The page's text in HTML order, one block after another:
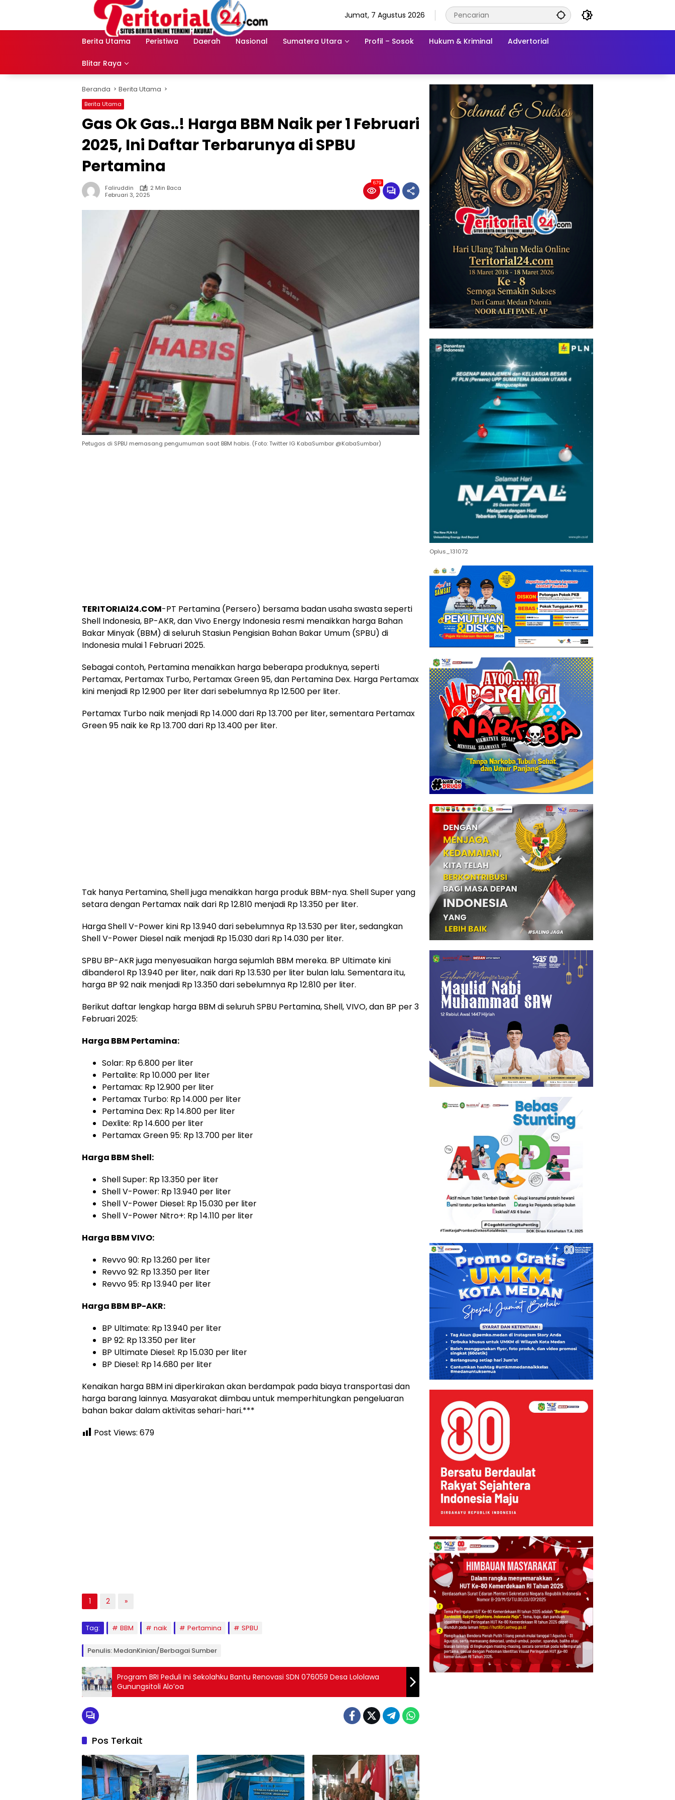
Jumat, 7 Agustus 2026
Berita Utama Peristiwa Daerah Nasional Sumatera Utara Profil – Sosok Hukum & Kriminal Advertorial
Blitar Raya
Beranda Berita Utama
Berita Utama
Gas Ok Gas..! Harga BBM Naik per 1 Februari
2025, Ini Daftar Terbarunya di SPBU
Pertamina
Faliruddin
2 Min Baca
Februari 3, 2025
679
Petugas di SPBU memasang pengumuman saat BBM habis. (Foto: Twitter IG KabaSumbar @KabaSumbar)
TERITORIAl24.COM-PT Pertamina (Persero) bersama badan usaha swasta seperti
Shell Indonesia, BP-AKR, dan Vivo Energy Indonesia resmi menaikkan harga Bahan
Bakar Minyak (BBM) di seluruh Stasiun Pengisian Bahan Bakar Umum (SPBU) di
Indonesia mulai 1 Februari 2025.
Sebagai contoh, Pertamina menaikkan harga beberapa produknya, seperti
Pertamax, Pertamax Turbo, Pertamax Green 95, dan Pertamina Dex. Harga Pertamax
kini menjadi Rp 12.900 per liter dari sebelumnya Rp 12.500 per liter.
Pertamax Turbo naik menjadi Rp 14.000 dari Rp 13.700 per liter, sementara Pertamax
Green 95 naik ke Rp 13.700 dari Rp 13.400 per liter.
Tak hanya Pertamina, Shell juga menaikkan harga produk BBM-nya. Shell Super yang
setara dengan Pertamax naik dari Rp 12.810 menjadi Rp 13.350 per liter.
Harga Shell V-Power kini Rp 13.940 dari sebelumnya Rp 13.530 per liter, sedangkan
Shell V-Power Diesel naik menjadi Rp 15.030 dari Rp 14.030 per liter.
SPBU BP-AKR juga menyesuaikan harga sejumlah BBM mereka. BP Ultimate kini
dibanderol Rp 13.940 per liter, naik dari Rp 13.530 per liter bulan lalu. Sementara itu,
harga BP 92 naik menjadi Rp 13.350 dari sebelumnya Rp 12.810 per liter.
Berikut daftar lengkap harga BBM di seluruh SPBU Pertamina, Shell, VIVO, dan BP per 3
Februari 2025:
Harga BBM Pertamina:
Solar: Rp 6.800 per liter
Pertalite: Rp 10.000 per liter
Pertamax: Rp 12.900 per liter
Pertamax Turbo: Rp 14.000 per liter
Pertamina Dex: Rp 14.800 per liter
Dexlite: Rp 14.600 per liter
Pertamax Green 95: Rp 13.700 per liter
Harga BBM Shell:
Shell Super: Rp 13.350 per liter
Shell V-Power: Rp 13.940 per liter
Shell V-Power Diesel: Rp 15.030 per liter
Shell V-Power Nitro+: Rp 14.110 per liter
Harga BBM VIVO:
Revvo 90: Rp 13.260 per liter
Revvo 92: Rp 13.350 per liter
Revvo 95: Rp 13.940 per liter
Harga BBM BP-AKR:
BP Ultimate: Rp 13.940 per liter
BP 92: Rp 13.350 per liter
BP Ultimate Diesel: Rp 15.030 per liter
BP Diesel: Rp 14.680 per liter
Kenaikan harga BBM ini diperkirakan akan berdampak pada biaya transportasi dan
harga barang lainnya. Masyarakat diimbau untuk memperhitungkan pengeluaran
bahan bakar dalam aktivitas sehari-hari.***
Post Views: 679
1 2 »
Tag: BBM naik Pertamina SPBU
Penulis: MedanKinian/Berbagai Sumber
Program BRI Peduli Ini Sekolahku Bantu Renovasi SDN 076059 Desa Lololawa
Gunungsitoli Alo’oa
Pos Terkait
Oplus_131072